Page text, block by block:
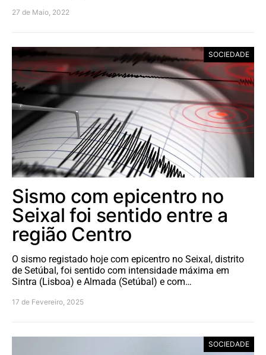
27 de Maio, 2022
SOCIEDADE
Sismo com epicentro no
Seixal foi sentido entre a
região Centro
O sismo registado hoje com epicentro no Seixal, distrito
de Setúbal, foi sentido com intensidade máxima em
Sintra (Lisboa) e Almada (Setúbal) e com…
17 de Fevereiro, 2025
SOCIEDADE